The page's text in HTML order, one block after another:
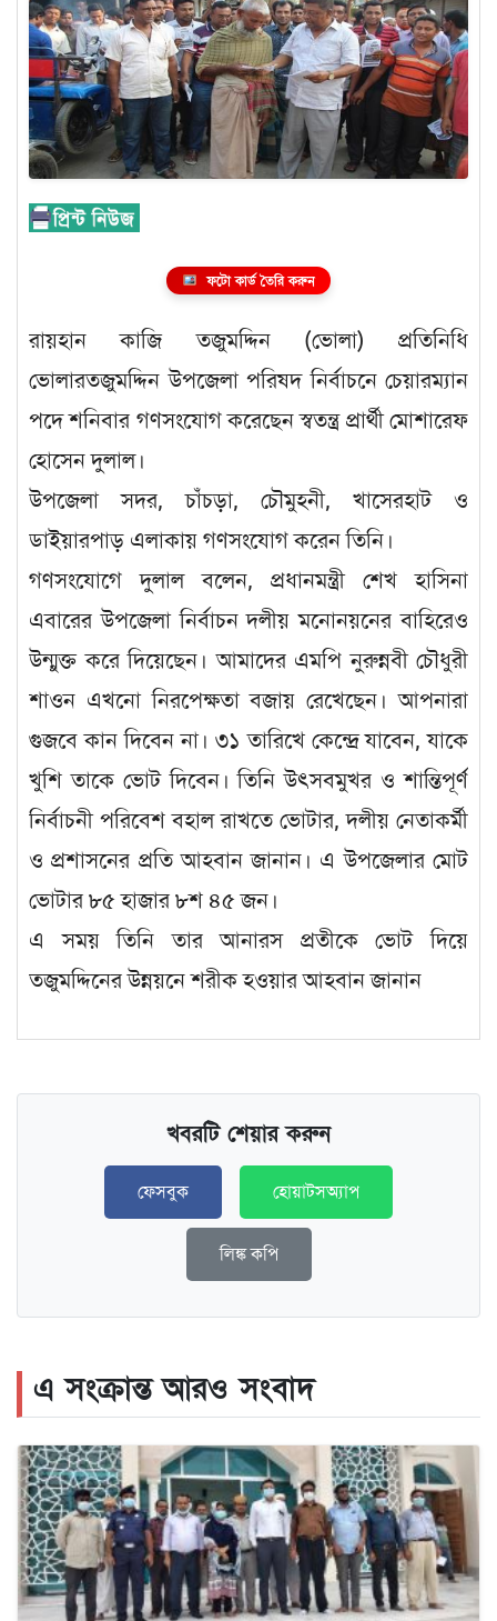
ফটো কার্ড তৈরি করুন
রায়হান কাজি তজুমদ্দিন (ভোলা) প্রতিনিধি
ভোলারতজুমদ্দিন উপজেলা পরিষদ নির্বাচনে চেয়ারম্যান
পদে শনিবার গণসংযোগ করেছেন স্বতন্ত্র প্রার্থী মোশারেফ
হোসেন দুলাল।
উপজেলা সদর, চাঁচড়া, চৌমুহনী, খাসেরহাট ও
ডাইয়ারপাড় এলাকায় গণসংযোগ করেন তিনি।
গণসংযোগে দুলাল বলেন, প্রধানমন্ত্রী শেখ হাসিনা
এবারের উপজেলা নির্বাচন দলীয় মনোনয়নের বাহিরেও
উন্মুক্ত করে দিয়েছেন। আমাদের এমপি নুরুন্নবী চৌধুরী
শাওন এখনো নিরপেক্ষতা বজায় রেখেছেন। আপনারা
গুজবে কান দিবেন না। ৩১ তারিখে কেন্দ্রে যাবেন, যাকে
খুশি তাকে ভোট দিবেন। তিনি উৎসবমুখর ও শান্তিপূর্ণ
নির্বাচনী পরিবেশ বহাল রাখতে ভোটার, দলীয় নেতাকর্মী
ও প্রশাসনের প্রতি আহবান জানান। এ উপজেলার মোট
ভোটার ৮৫ হাজার ৮শ ৪৫ জন।
এ সময় তিনি তার আনারস প্রতীকে ভোট দিয়ে
তজুমদ্দিনের উন্নয়নে শরীক হওয়ার আহবান জানান
খবরটি শেয়ার করুন
ফেসবুক হোয়াটসঅ্যাপ
লিঙ্ক কপি
এ সংক্রান্ত আরও সংবাদ